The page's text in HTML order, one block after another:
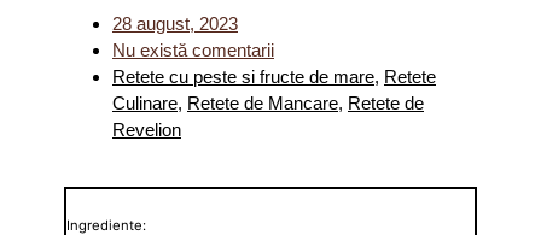
28 august, 2023
Nu există comentarii
Retete cu peste si fructe de mare, Retete
Culinare, Retete de Mancare, Retete de
Revelion
Ingrediente: